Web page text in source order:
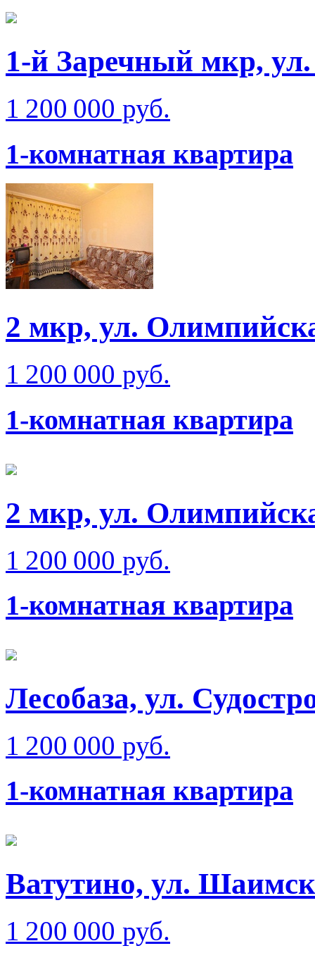
1-й Заречный мкр, ул.
1 200 000 руб.
1-комнатная квартира
2 мкр, ул.
1 200 000 руб.
1-комнатная квартира
2 мкр, ул.
1 200 000 руб.
1-комнатная квартира
Лесобаза, ул.
1 200 000 руб.
1-комнатная квартира
Ватутино, ул.
1 200 000 руб.